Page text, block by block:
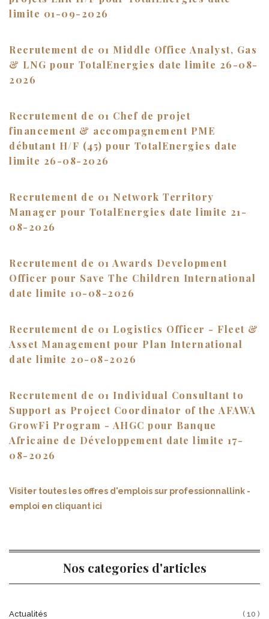
limite 01-09-2026
Recrutement de 01 Middle Office Analyst, Gas
& LNG pour TotalEnergies date limite 26-08-
2026
Recrutement de 01 Chef de projet
financement & accompagnement PME
débutant H/F (45) pour TotalEnergies date
limite 26-08-2026
Recrutement de 01 Network Territory
Manager pour TotalEnergies date limite 21-
08-2026
Recrutement de 01 Awards Development
Officer pour Save The Children International
date limite 10-08-2026
Recrutement de 01 Logistics Officer - Fleet &
Asset Management pour Plan International
date limite 20-08-2026
Recrutement de 01 Individual Consultant to
Support as Project Coordinator of the AFAWA
GrowFi Program - AHGC pour Banque
Africaine de Développement date limite 17-
08-2026
Visiter toutes les offres d'emplois sur professionnallink -
emploi en cliquant ici
Nos categories d'articles
Actualités ( 10 )